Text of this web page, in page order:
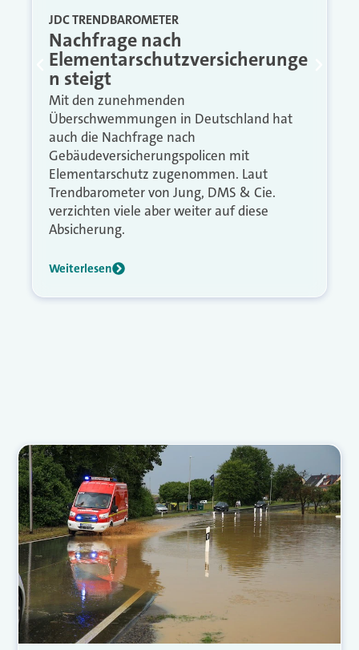
JDC TRENDBAROMETER
Nachfrage nach
Elementarschutzversicherunge
n steigt
Mit den zunehmenden
Überschwemmungen in Deutschland hat
auch die Nachfrage nach
Gebäudeversicherungspolicen mit
Elementarschutz zugenommen. Laut
Trendbarometer von Jung, DMS & Cie.
verzichten viele aber weiter auf diese
Absicherung.
Weiterlesen